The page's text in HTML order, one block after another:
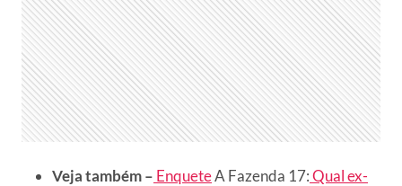
Veja também – EnqueteA Fazenda 17:Qual ex-